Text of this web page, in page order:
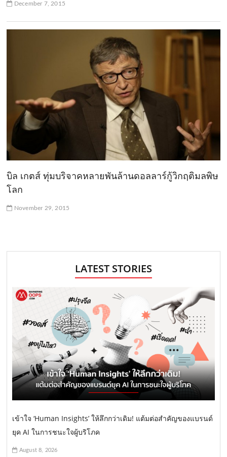
December 7, 2015
บิล เกตส์ ทุ่มบริจาคหลายพันล้านดอลลาร์กู้วิกฤติมลพิษ
โลก
November 29, 2015
LATEST STORIES
เข้าใจ ‘Human Insights’ ให้ลึกกว่าเดิม! แต้มต่อสำคัญของแบรนด์
ยุค AI ในการชนะใจผู้บริโภค
August 8, 2026